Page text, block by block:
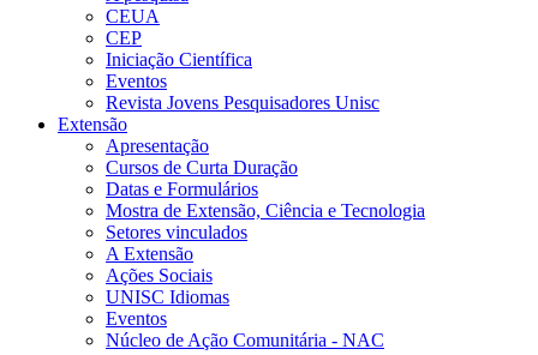
CEUA
CEP
Iniciação Científica
Eventos
Revista Jovens Pesquisadores Unisc
Extensão
Apresentação
Cursos de Curta Duração
Datas e Formulários
Mostra de Extensão, Ciência e Tecnologia
Setores vinculados
A Extensão
Ações Sociais
UNISC Idiomas
Eventos
Núcleo de Ação Comunitária - NAC